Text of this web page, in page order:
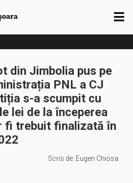
din Jimbolia pus pe
PNL a CJ
s-a scumpit cu
lei de la începerea
fi trebuit finalizată în
Scris de: Eugen Chiosa